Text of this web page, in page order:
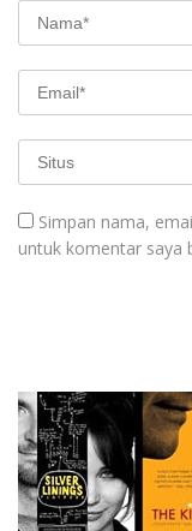
Simpan nama,
untuk komentar saya